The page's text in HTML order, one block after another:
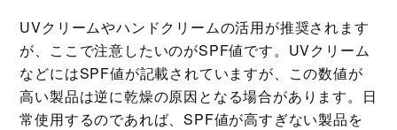
UVクリームやハンドクリームの活用が推奨されます
が、ここで注意したいのがSPF値です。UVクリーム
などにはSPF値が記載されていますが、この数値が
高い製品は逆に乾燥の原因となる場合があります。日
常使用するのであれば、SPF値が高すぎない製品を